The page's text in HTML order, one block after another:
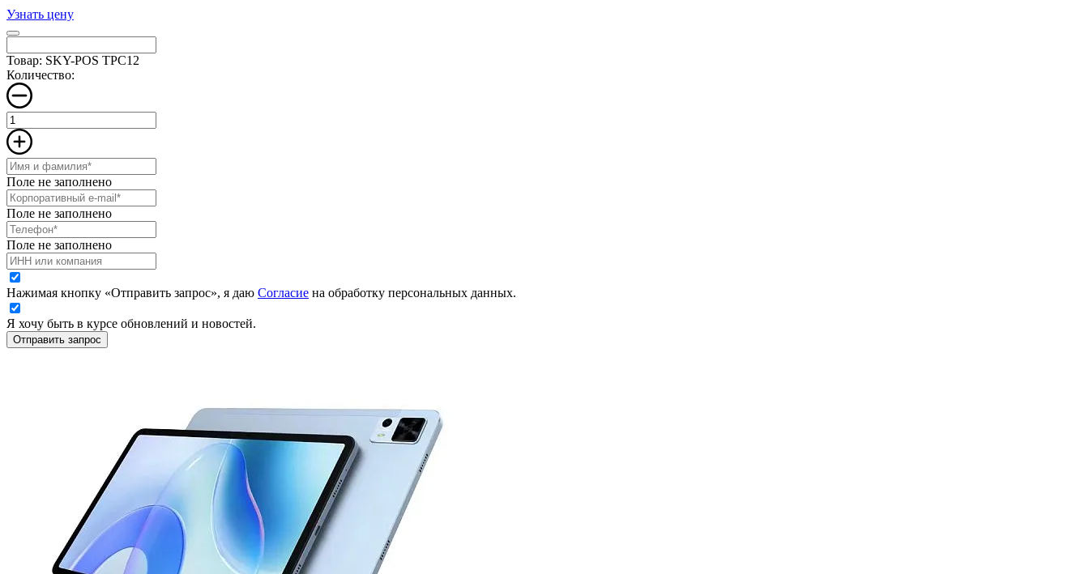
Узнать цену
Товар: SKY-POS TPC12
Количество:
Поле не заполнено
Поле не заполнено
Поле не заполнено
Нажимая кнопку «Отправить запрос», я даю Согласие на обработку персональных данных.
Я хочу быть в курсе обновлений и новостей.
Отправить запрос